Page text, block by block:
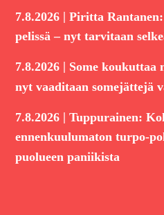
7.8.2026 |Piritta
pelissä – nyt tarvitaan
7.8.2026 | Some koukuttaa
nyt vaaditaan somejättejä
7.8.2026 |Tuppurainen:
ennenkuulumaton turpo-
puolueen paniikista